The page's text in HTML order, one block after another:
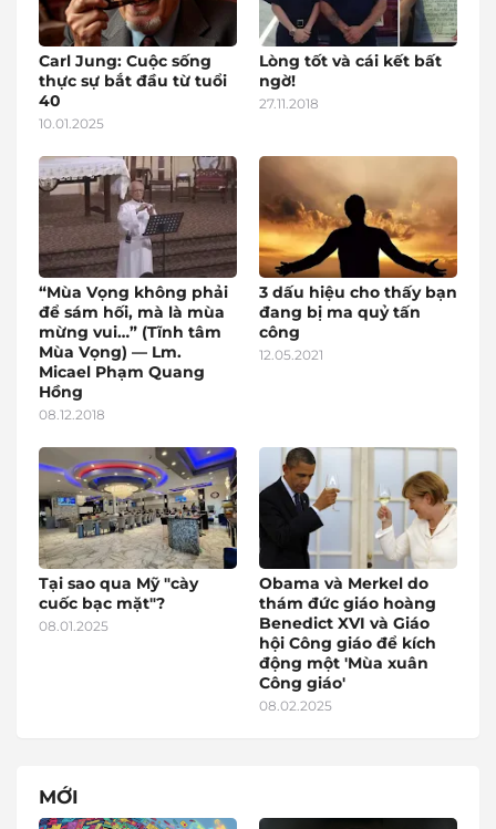
Carl Jung: Cuộc sống
thực sự bắt đầu từ tuổi
40
10.01.2025
Lòng tốt và cái kết bất
ngờ!
27.11.2018
“Mùa Vọng không phải
để sám hối, mà là mùa
mừng vui…” (Tĩnh tâm
Mùa Vọng) — Lm.
Micael Phạm Quang
Hồng
08.12.2018
3 dấu hiệu cho thấy bạn
đang bị ma quỷ tấn
công
12.05.2021
Tại sao qua Mỹ "cày
cuốc bạc mặt"?
08.01.2025
Obama và Merkel do
thám đức giáo hoàng
Benedict XVI và Giáo
hội Công giáo để kích
động một 'Mùa xuân
Công giáo'
08.02.2025
MỚI